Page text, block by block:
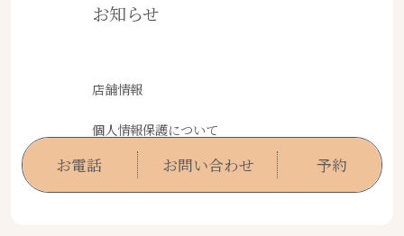
お電話 お問い合わせ 予約
お知らせ
店舗情報
個人情報保護について